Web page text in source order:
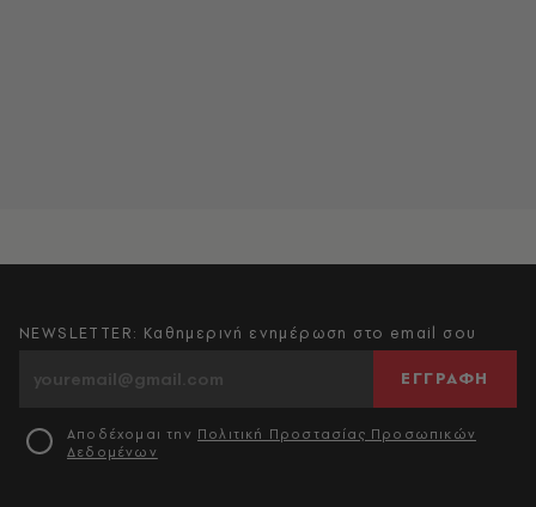
NEWSLETTER: Καθημερινή ενημέρωση στο email σου
ΕΓΓΡΑΦΗ
Αποδέχομαι την Πολιτική Προστασίας Προσωπικών
Δεδομένων